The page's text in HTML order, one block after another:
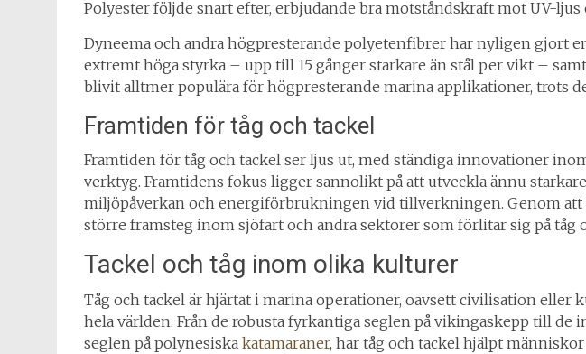
Polyester följde snart efter, erbjudande bra motståndskraft mot UV-
Dyneema och andra högpresterande polyetenfibrer har nyligen gjort
extremt höga styrka – upp till 15 gånger starkare än stål per vikt –
blivit alltmer populära för högpresterande marina applikationer, trots
Framtiden för tåg och tackel
Framtiden för tåg och tackel ser ljus ut, med ständiga innovationer
verktyg. Framtidens fokus ligger sannolikt på att utveckla ännu
miljöpåverkan och energiförbrukningen vid tillverkningen. Genom
större framsteg inom sjöfart och andra sektorer som förlitar sig på tåg
Tackel och tåg inom olika kulturer
Tåg och tackel är hjärtat i marina operationer, oavsett civilisation
hela världen. Från de robusta fyrkantiga seglen på vikingaskepp till
seglen på polynesiska katamaraner, har tåg och tackel hjälpt